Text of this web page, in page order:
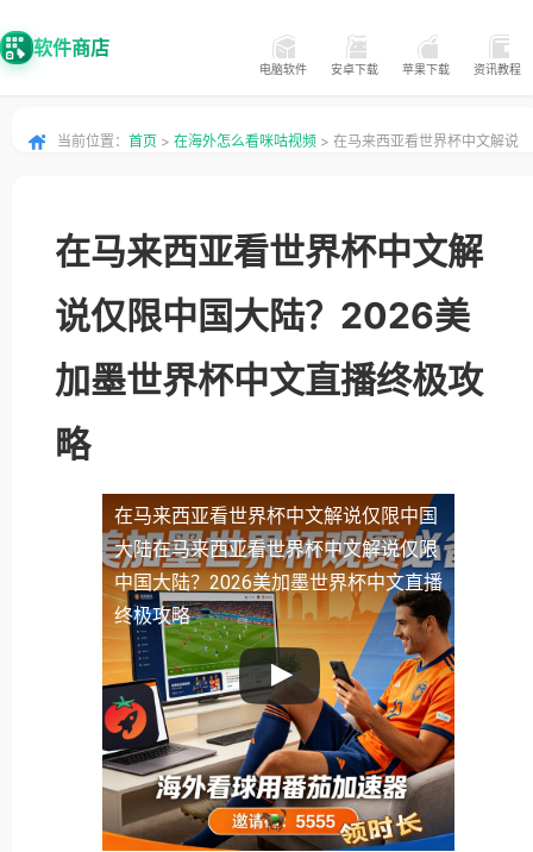
软件商店
电脑软件 安卓下载 苹果下载 资讯教程
当前位置： 首页 > 在海外怎么看咪咕视频 > 在马来西亚看世界杯中文解说
在马来西亚看世界杯中文解
说仅限中国大陆？2026美
加墨世界杯中文直播终极攻
略
在马来西亚看世界杯中文解说仅限中国
大陆在马来西亚看世界杯中文解说仅限
中国大陆？2026美加墨世界杯中文直播
终极攻略